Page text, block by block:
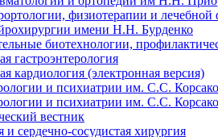
физиотерапии и лечебной
имени Н.Н. Бурденко
биотехнологии,
гастроэнтерология
кардиология (электронная версия)
и психиатрии им. С.С.
и психиатрии им. С.С.
вестник
и сердечно-сосудистая хирургия